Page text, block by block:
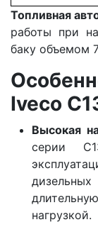
Топливная
работы при
баку объемом
Iveco
Высокая
серии
нагрузкой.